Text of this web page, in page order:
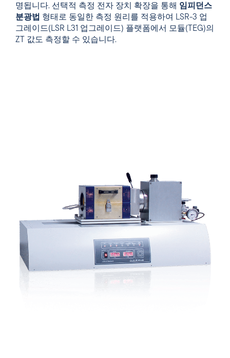
명됩니다. 선택적 측정 전자 장치 확장을 통해 임피던스
분광법 형태로 동일한 측정 원리를 적용하여 LSR-3 업
그레이드(LSR L31 업그레이드) 플랫폼에서 모듈(TEG)의
ZT 값도 측정할 수 있습니다.